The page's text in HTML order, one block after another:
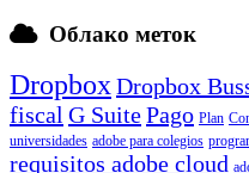
Облако меток
DropboxDropbox
fiscal G SuitePago Plan
universidades adobe para colegios
requisitos adobe cloud